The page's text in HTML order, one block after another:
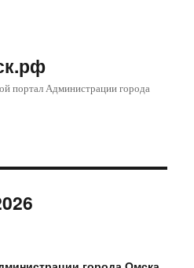
портал Администрации города